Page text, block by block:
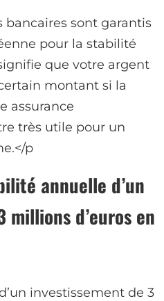
bancaires sont garantis
pour la stabilité
que votre argent
montant si la
assurance
très utile pour un
p
annuelle d’un
millions d’euros en
investissement de 3